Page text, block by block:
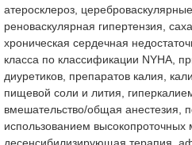
атеросклероз,
реноваскулярная гипертензия,
хроническая сердечная
класса по классификации NYHA,
диуретиков, препаратов калия,
пищевой соли и лития,
вмешательство/общая анестезия,
использованием
десенсибилизирующая терапия,